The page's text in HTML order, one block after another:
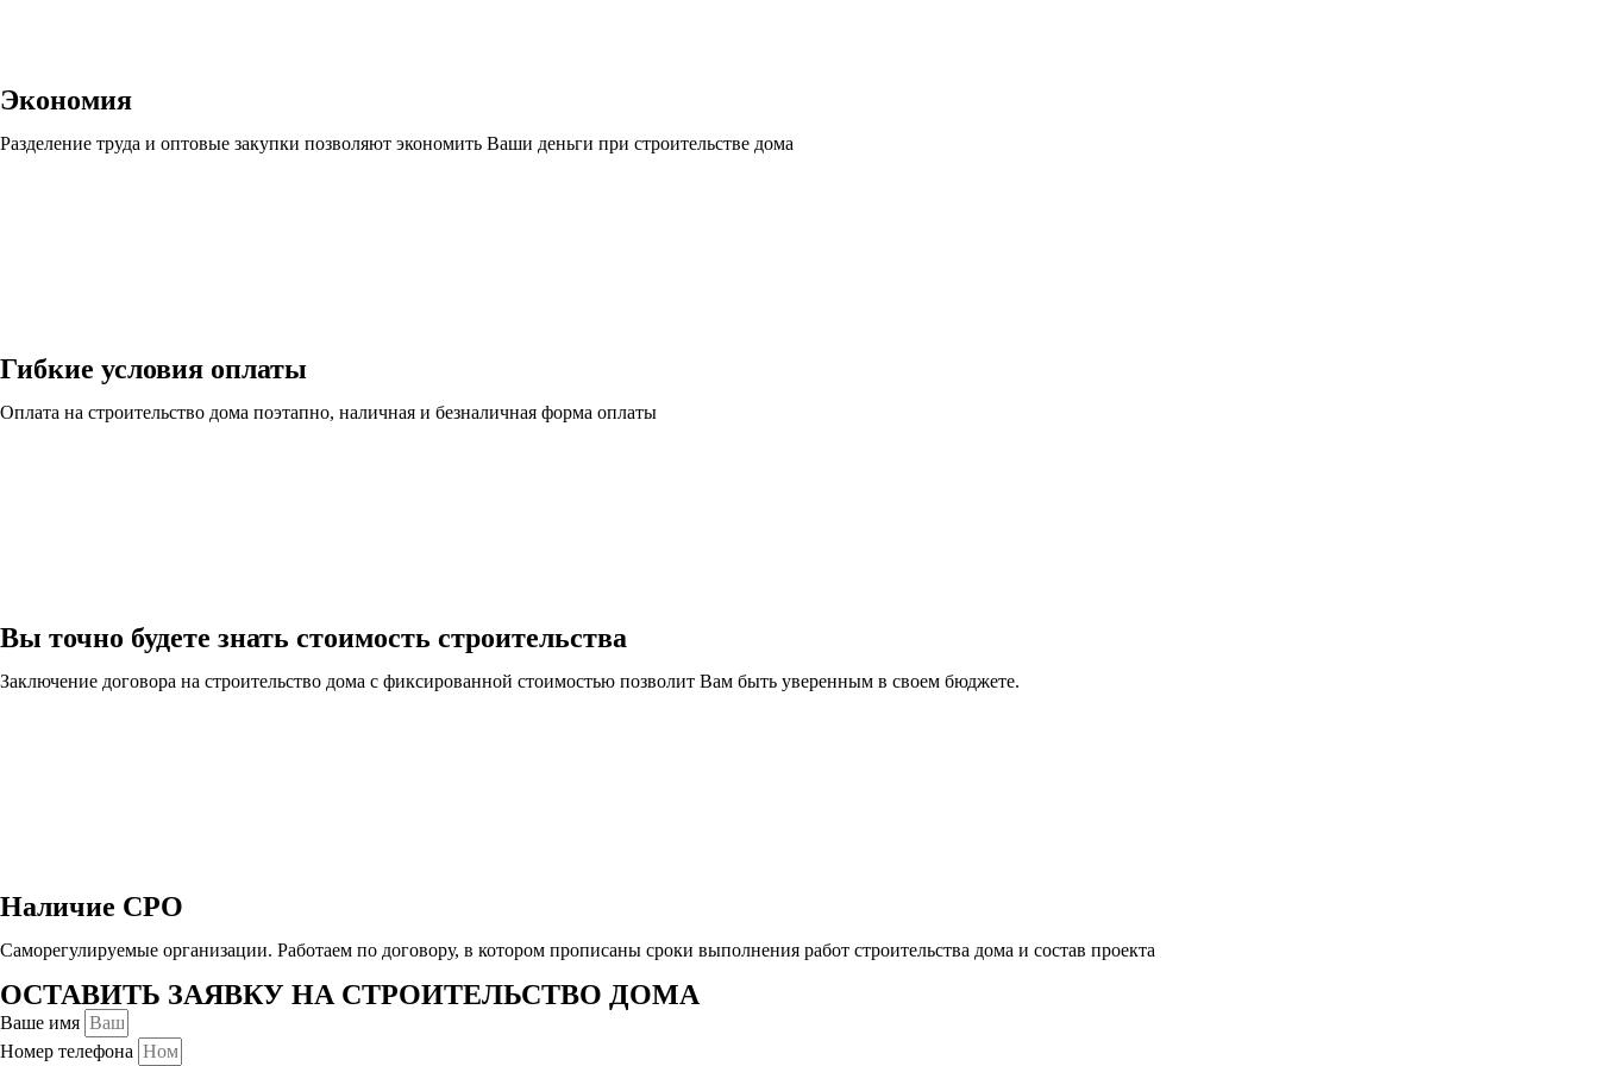
Экономия
Разделение труда и оптовые закупки позволяют экономить Ваши деньги при строительстве дома
Гибкие условия оплаты
Оплата на строительство дома поэтапно, наличная и безналичная форма оплаты
Вы точно будете знать стоимость строительства
Заключение договора на строительство дома с фиксированной стоимостью позволит Вам быть уверенным в своем бюджете.
Наличие СРО
Саморегулируемые организации. Работаем по договору, в котором прописаны сроки выполнения работ строительства дома и состав проекта
ОСТАВИТЬ ЗАЯВКУ НА СТРОИТЕЛЬСТВО ДОМА
Ваше имя
Номер телефона